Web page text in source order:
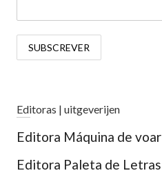
Editoras | uitgeverijen
Editora Máquina de voar
Editora Paleta de Letras